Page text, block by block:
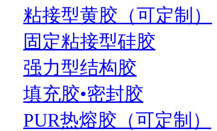
粘接型黄胶（可定制）
固定粘接型硅胶
强力型结构胶
填充胶•密封胶
PUR热熔胶（可定制）